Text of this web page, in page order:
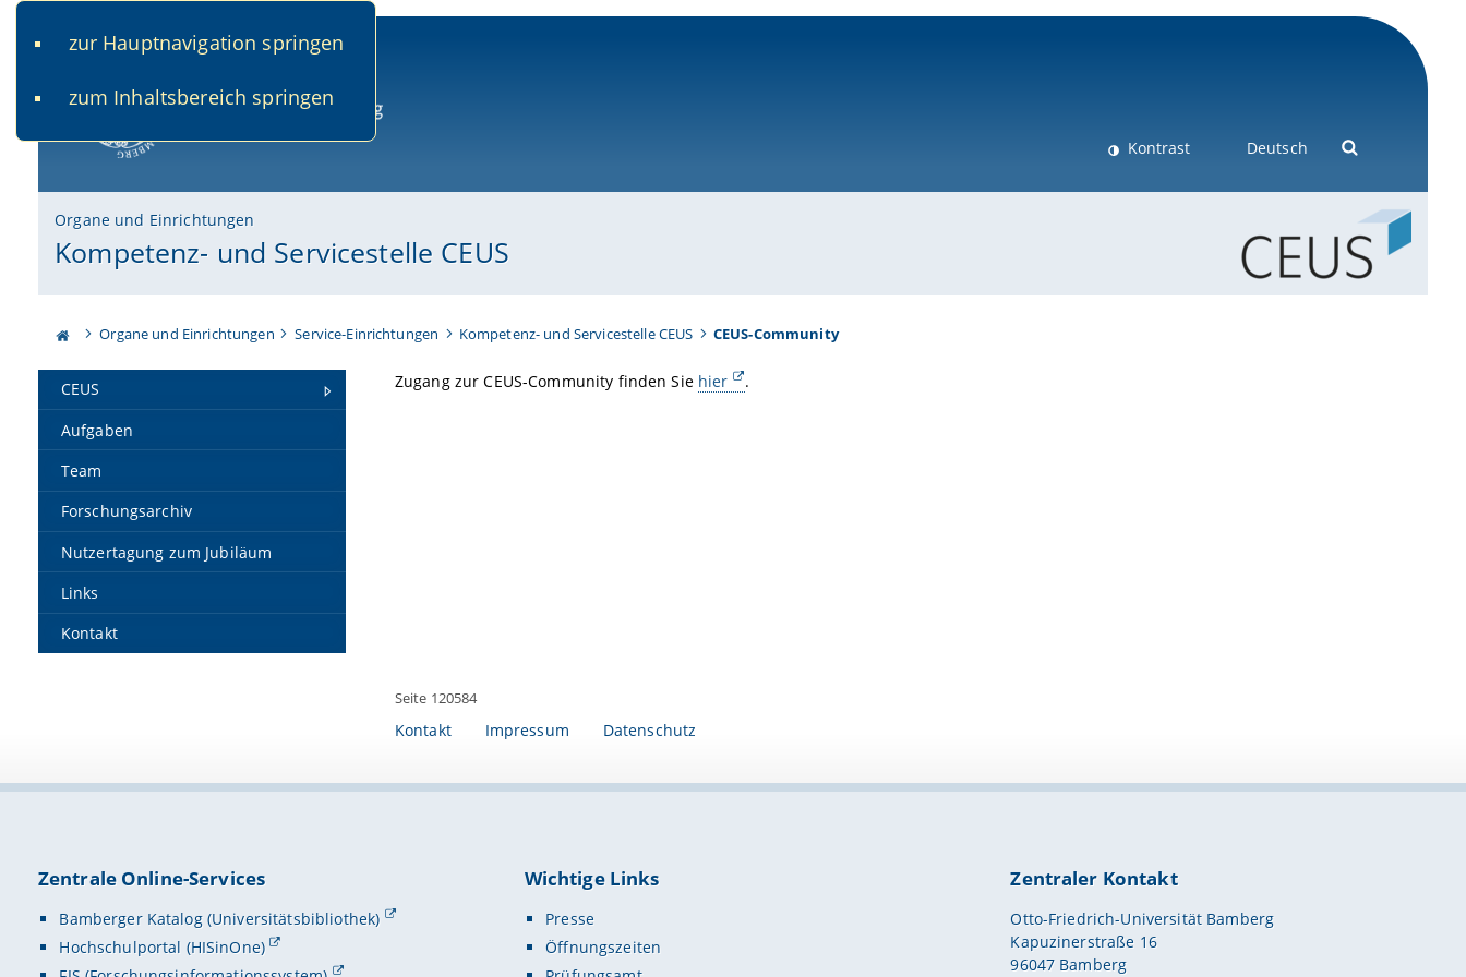
zur Hauptnavigation springen
zum Inhaltsbereich springen
Kontrast Deutsch
Organe und Einrichtungen
Kompetenz- und Servicestelle CEUS
Organe und Einrichtungen Service-Einrichtungen Kompetenz- und Servicestelle CEUS CEUS-Community
CEUS
Aufgaben
Team
Forschungsarchiv
Nutzertagung zum Jubiläum
Links
Kontakt
Zugang zur CEUS-Community finden Sie hier .
Seite 120584
Kontakt Impressum Datenschutz
Zentrale Online-Services
Bamberger Katalog (Universitätsbibliothek)
Hochschulportal (HISinOne)
Wichtige Links
Presse
Öffnungszeiten
Zentraler Kontakt
Otto-Friedrich-Universität Bamberg
Kapuzinerstraße 16
96047 Bamberg